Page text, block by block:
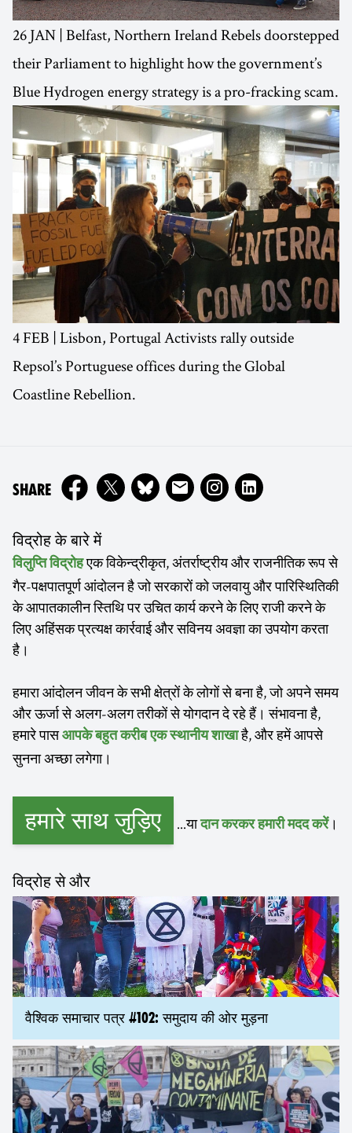
26 JAN | Belfast, Northern Ireland Rebels doorstepped
their Parliament to highlight how the government’s
Blue Hydrogen energy strategy is a pro-fracking scam.
4 FEB | Lisbon, Portugal Activists rally outside
Repsol’s Portuguese offices during the Global
Coastline Rebellion.
SHAREON
विद्रोह के बारे में
विलुप्ति विद्रोहएक विकेन्द्रीकृत, अंतर्राष्ट्रीय और राजनीतिक रूप से
गैर-पक्षपातपूर्ण आंदोलन है जो सरकारों को जलवायु और पारिस्थितिकी
के आपातकालीन स्तिथि पर उचित कार्य करने के लिए राजी करने के
लिए अहिंसक प्रत्यक्ष कार्रवाई और सविनय अवज्ञा का उपयोग करता
है।
हमारा आंदोलन जीवन के सभी क्षेत्रों के लोगों से बना है, जो अपने समय
और ऊर्जा से अलग-अलग तरीकों से योगदान दे रहे हैं। संभावना है,
हमारे पासआपके बहुत करीब एक स्थानीय शाखाहै, और हमें आपसे
सुनना अच्छा लगेगा।
हमारे साथ जुड़िए ...यादान करकर हमारी मदद करें।
विद्रोह से और
वैश्विक समाचार पत्र #102: समुदाय की ओर मुड़ना